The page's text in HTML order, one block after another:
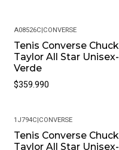
Peso del paquete: 1 kg
Modelo: 132173C
Meses de garantía: 1
Condición: Nuevo
A08526C CONVERSE
Tenis Converse Chuck
Taylor All Star Unisex-
Verde
$359.990
1J794C CONVERSE
Tenis Converse Chuck
Taylor All Star Unisex-